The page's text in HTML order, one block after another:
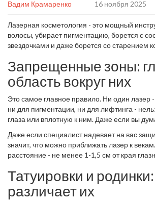
Вадим Крамаренко 16 ноября 2025
Лазерная косметология - это мощный
волосы, убирает пигментацию, борется с
звездочками и даже борется со старением
серьезными. Лазер- не игрушка. Он не
есть четкие границы, где он безопасен, и
применение запрещено даже опытным
Запрещенные зоны:
область вокруг них
Это самое главное правило. Ни один лазер
ни для пигментации, ни для лифтинга -
глаза или вплотную к ним. Даже если вы
хрусталика или сетчатки. Это не
есть реальные случаи, когда пациенты
после «безопасной» процедуры на бровях
лапок».
Даже если специалист надевает на вас
значит, что можно приближать лазер к
расстояние - не менее 1-1,5 см от края
датчики, которые отключают импульс, если
близко к глазу. Но не все клиники
И если вы видите, что мастер работает ближе
Татуировки и
различает их